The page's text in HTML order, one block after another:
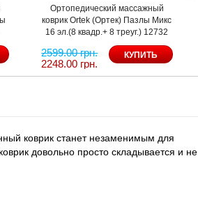
Ортопедический массажный
коврик Ortek (Ортек) Пазлы Микс
16 эл.(8 квадр.+ 8 треуг.) 12732
2599.00 грн.
2248.00 грн.
коврик станет незаменимым для
довольно просто складывается и не